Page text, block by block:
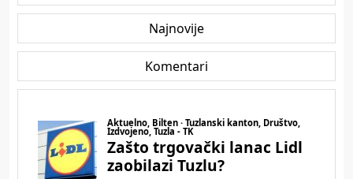
Najnovije
Komentari